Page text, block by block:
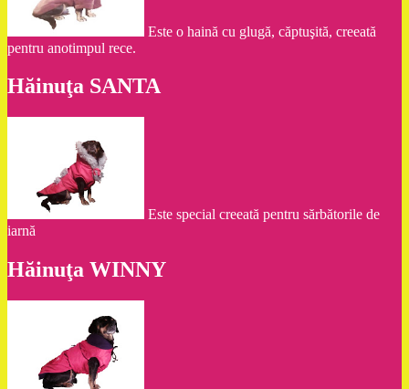
Este o haină cu glugă, căptuşită, creeată
pentru anotimpul rece.
Hăinuţa SANTA
Este special creeată pentru sărbătorile de
iarnă
Hăinuţa WINNY